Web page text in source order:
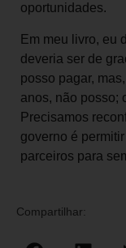
oportunidades.
Em meu livro, eu
deveria ser de
posso pagar,
anos, não posso;
Precisamos
governo é
parceiros para
Compartilhar: